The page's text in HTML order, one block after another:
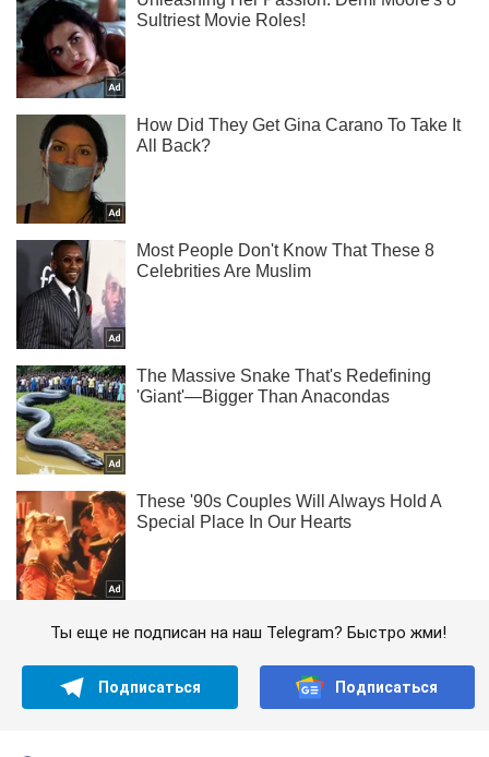
Ты еще не подписан на наш Telegram? Быстро жми!
Подписаться Подписаться